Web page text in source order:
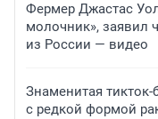
Фермер Джастас
молочник», заявил
из России — видео
Знаменитая
с редкой формой